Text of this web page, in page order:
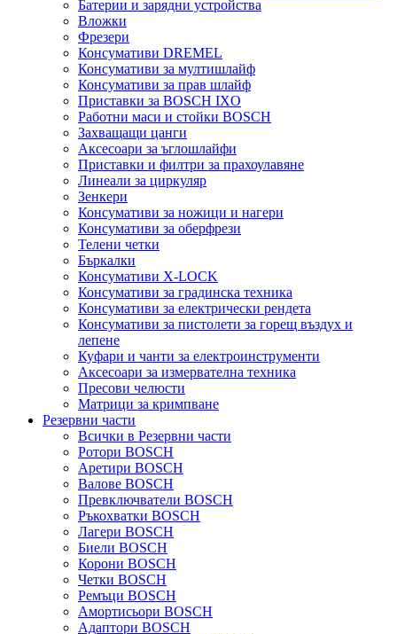
Батерии и зарядни устройства
Вложки
Фрезери
Консумативи DREMEL
Консумативи за мултишлайф
Консумативи за прав шлайф
Приставки за BOSCH IXO
Работни маси и стойки BOSCH
Захващащи цанги
Аксесоари за ъглошлайфи
Приставки и филтри за прахоулавяне
Линеали за циркуляр
Зенкери
Консумативи за ножици и нагери
Консумативи за оберфрези
Телени четки
Бъркалки
Консумативи X-LOCK
Консумативи за градинска техника
Консумативи за електрически рендета
Консумативи за пистолети за горещ въздух и
лепене
Куфари и чанти за електроинструменти
Аксесоари за измервателна техника
Пресови челюсти
Матрици за кримпване
Резервни части
Всички в Резервни части
Ротори BOSCH
Аретири BOSCH
Валове BOSCH
Превключватели BOSCH
Ръкохватки BOSCH
Лагери BOSCH
Биели BOSCH
Корони BOSCH
Четки BOSCH
Ремъци BOSCH
Амортисьори BOSCH
Адаптори BOSCH